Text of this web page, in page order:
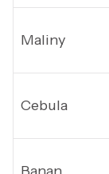
Maliny
Cebula